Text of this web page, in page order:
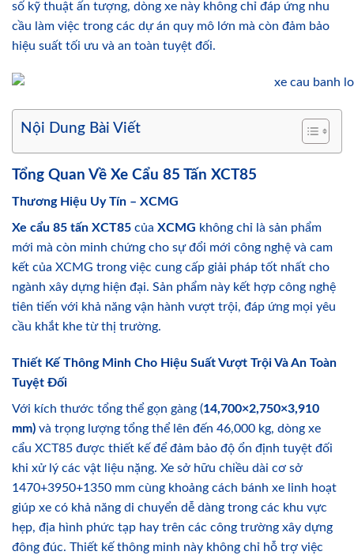
số kỹ thuật ấn tượng, dòng xe này không chỉ đáp ứng nhu
cầu làm việc trong các dự án quy mô lớn mà còn đảm bảo
hiệu suất tối ưu và an toàn tuyệt đối.
Nội Dung Bài Viết
Tổng Quan Về Xe Cẩu 85 Tấn XCT85
Thương Hiệu Uy Tín – XCMG
Xe cẩu 85 tấn XCT85 của XCMG không chỉ là sản phẩm
mới mà còn minh chứng cho sự đổi mới công nghệ và cam
kết của XCMG trong việc cung cấp giải pháp tốt nhất cho
ngành xây dựng hiện đại. Sản phẩm này kết hợp công nghệ
tiên tiến với khả năng vận hành vượt trội, đáp ứng mọi yêu
cầu khắt khe từ thị trường.
Thiết Kế Thông Minh Cho Hiệu Suất Vượt Trội Và An Toàn
Tuyệt Đối
Với kích thước tổng thể gọn gàng (14,700×2,750×3,910
mm) và trọng lượng tổng thể lên đến 46,000 kg, dòng xe
cẩu XCT85 được thiết kế để đảm bảo độ ổn định tuyệt đối
khi xử lý các vật liệu nặng. Xe sở hữu chiều dài cơ sở
1470+3950+1350 mm cùng khoảng cách bánh xe linh hoạt
giúp xe có khả năng di chuyển dễ dàng trong các khu vực
hẹp, địa hình phức tạp hay trên các công trường xây dựng
đông đúc. Thiết kế thông minh này không chỉ hỗ trợ việc